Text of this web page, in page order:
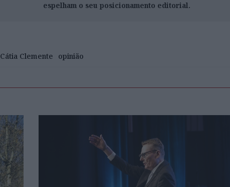
espelham o seu posicionamento editorial.
Cátia Clemente opinião